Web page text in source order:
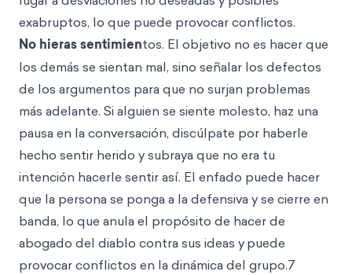
exabruptos, lo que puede provocar conflictos.
No hieras sentimientos. El objetivo no es hacer que
los demás se sientan mal, sino señalar los defectos
de los argumentos para que no surjan problemas
más adelante. Si alguien se siente molesto, haz una
pausa en la conversación, discúlpate por haberle
hecho sentir herido y subraya que no era tu
intención hacerle sentir así. El enfado puede hacer
que la persona se ponga a la defensiva y se cierre en
banda, lo que anula el propósito de hacer de
abogado del diablo contra sus ideas ypuede
provocar conflictos en la dinámica del grupo.7